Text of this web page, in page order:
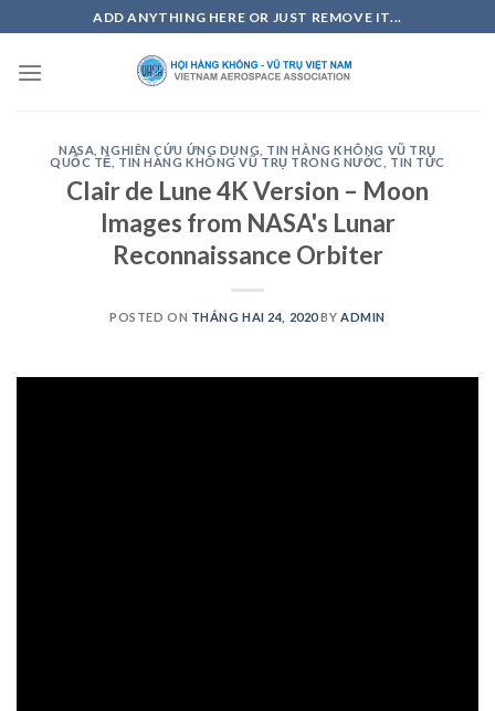
to
content
ADD ANYTHING HERE OR JUST REMOVE IT...
NASA ,NGHIÊN CỨU ỨNG DỤNG
TIN HÀNG KHÔNG VŨ TRỤ
QUỐC TẾ
TIN HÀNG KHÔNG VŨ TRỤ TRONG NƯỚC TIN TỨC
Clair de Lune 4K Version – Moon
Images from NASA's Lunar
Reconnaissance Orbiter
POSTED ON THÁNG HAI 24, 2020BY ADMIN